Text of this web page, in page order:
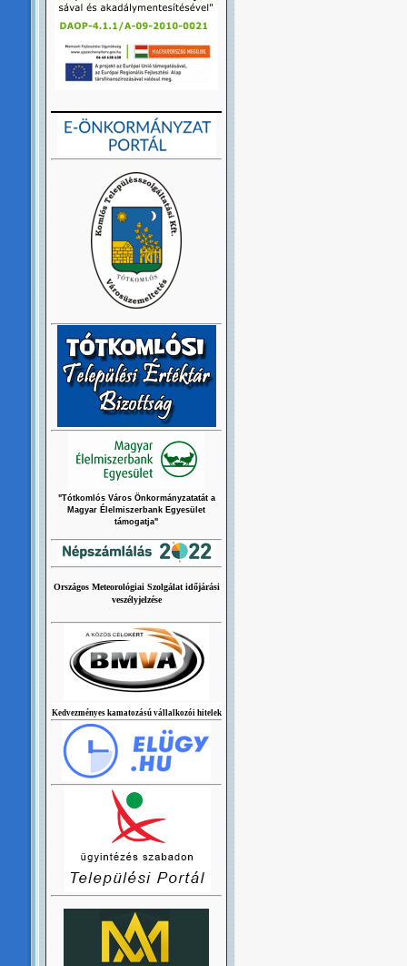
"Tótkomlós Város Önkormányzatatát a
Magyar Élelmiszerbank Egyesület
támogatja"
Országos Meteorológiai Szolgálat időjárási
veszélyjelzése
Kedvezményes kamatozású vállalkozói hitelek